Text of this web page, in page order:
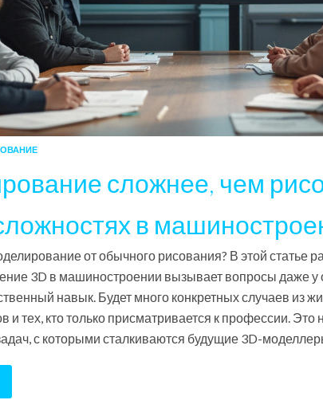
сложнее, чем
в
от обычного рисования? В этой статье
3D в машиностроении вызывает вопросы даже
навык. Будет много конкретных случаев из
и тех, кто только присматривается к профессии. Это
с которыми сталкиваются будущие 3D-